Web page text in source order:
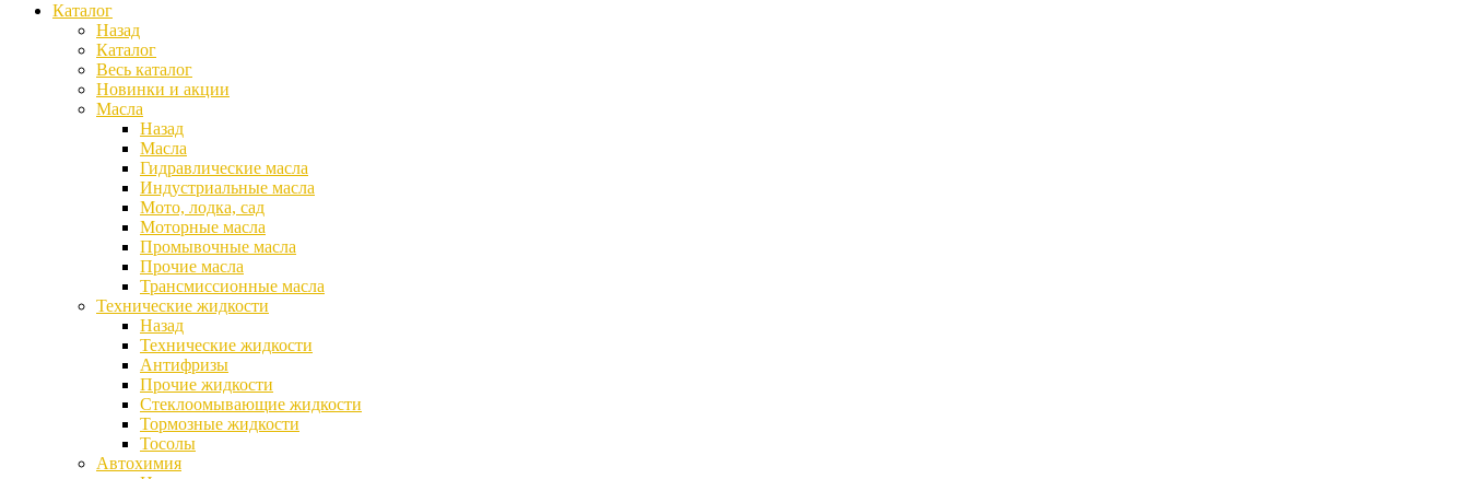
Каталог
Назад
Каталог
Весь каталог
Новинки и акции
Масла
Назад
Масла
Гидравлические масла
Индустриальные масла
Мото, лодка, сад
Моторные масла
Промывочные масла
Прочие масла
Трансмиссионные масла
Технические жидкости
Назад
Технические жидкости
Антифризы
Прочие жидкости
Стеклоомывающие жидкости
Тормозные жидкости
Тосолы
Автохимия